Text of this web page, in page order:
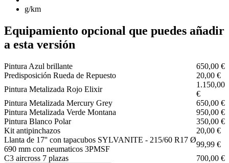
g/km
Equipamiento opcional que puedes añadir
a esta versión
Pintura Azul brillante
650,00 €
Predisposición Rueda de Repuesto
20,00 €
Pintura Metalizada Rojo Elixir
1.150,00
€
Pintura Metalizada Mercury Grey
650,00 €
Pintura Metalizada Verde Montana
950,00 €
Pintura Blanco Polar
350,00 €
Kit antipinchazos
20,00 €
Llanta de 17'' con tapacubos SYLVANITE - 215/60 R17 Ø
690 mm con neumaticos 3PMSF
99,99 €
C3 aircross 7 plazas
700,00 €